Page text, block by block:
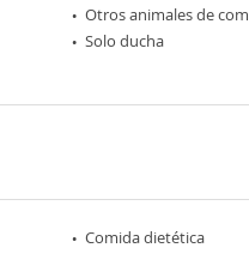
Otros animales de
Solo ducha
Comida dietética